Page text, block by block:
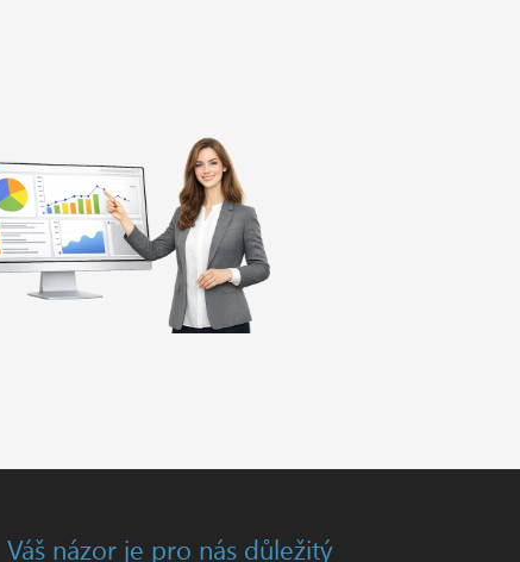
Váš názor je pro nás důležitý